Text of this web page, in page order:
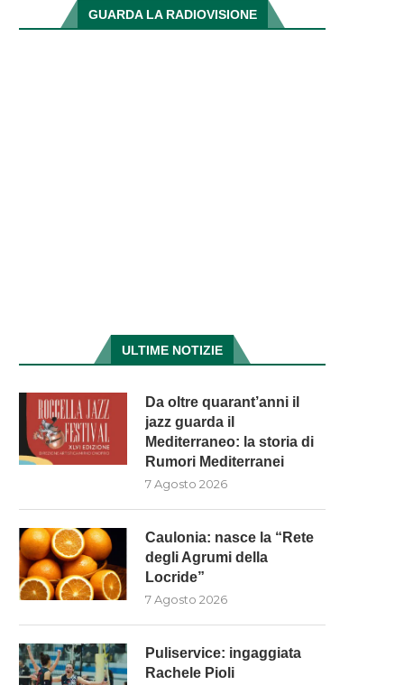
GUARDA LA RADIOVISIONE
ULTIME NOTIZIE
Da oltre quarant’anni il
jazz guarda il
Mediterraneo: la storia di
Rumori Mediterranei
7 Agosto 2026
Caulonia: nasce la “Rete
degli Agrumi della
Locride”
7 Agosto 2026
Puliservice: ingaggiata
Rachele Pioli